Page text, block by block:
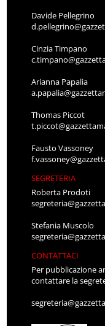
Davide Pellegrino
Cinzia Timpano
Arianna Papalia
Thomas Piccot
Fausto Vassoney
SEGRETERIA
Roberta Prodoti
Stefania Muscolo
CONTATTACI
Per pubblicazione
contattare la